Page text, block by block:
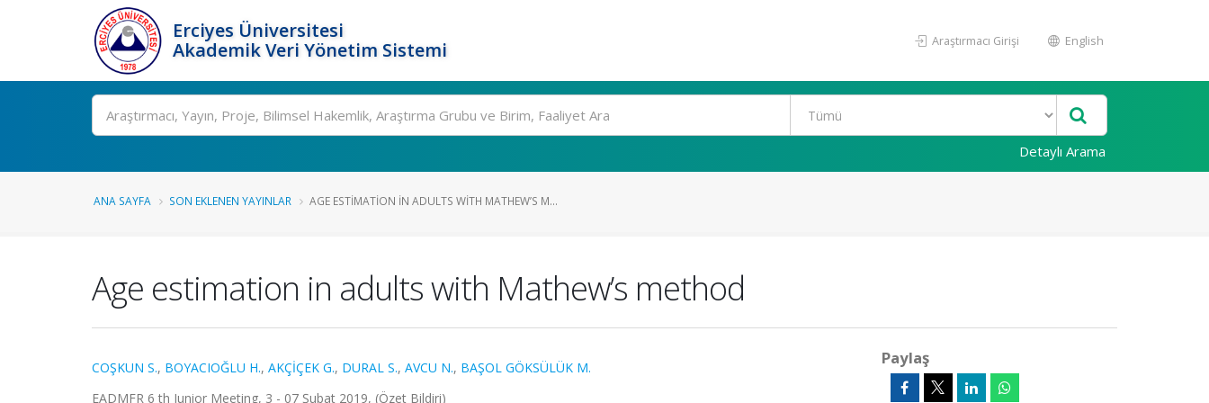
Erciyes Üniversitesi
Akademik Veri Yönetim Sistemi
Araştırmacı Girişi English
Ara
Detaylı Arama
ANA SAYFA SON EKLENEN YAYINLAR AGE ESTIMATION IN ADULTS WITH MATHEW’S M...
Age estimation in adults with Mathew’s method
COŞKUN S., BOYACIOĞLU H., AKÇİÇEK G., DURAL S., AVCU N., BAŞOL GÖKSÜLÜK M.
EADMFR 6 th Junior Meeting, 3 - 07 Şubat 2019, (Özet Bildiri)
Paylaş